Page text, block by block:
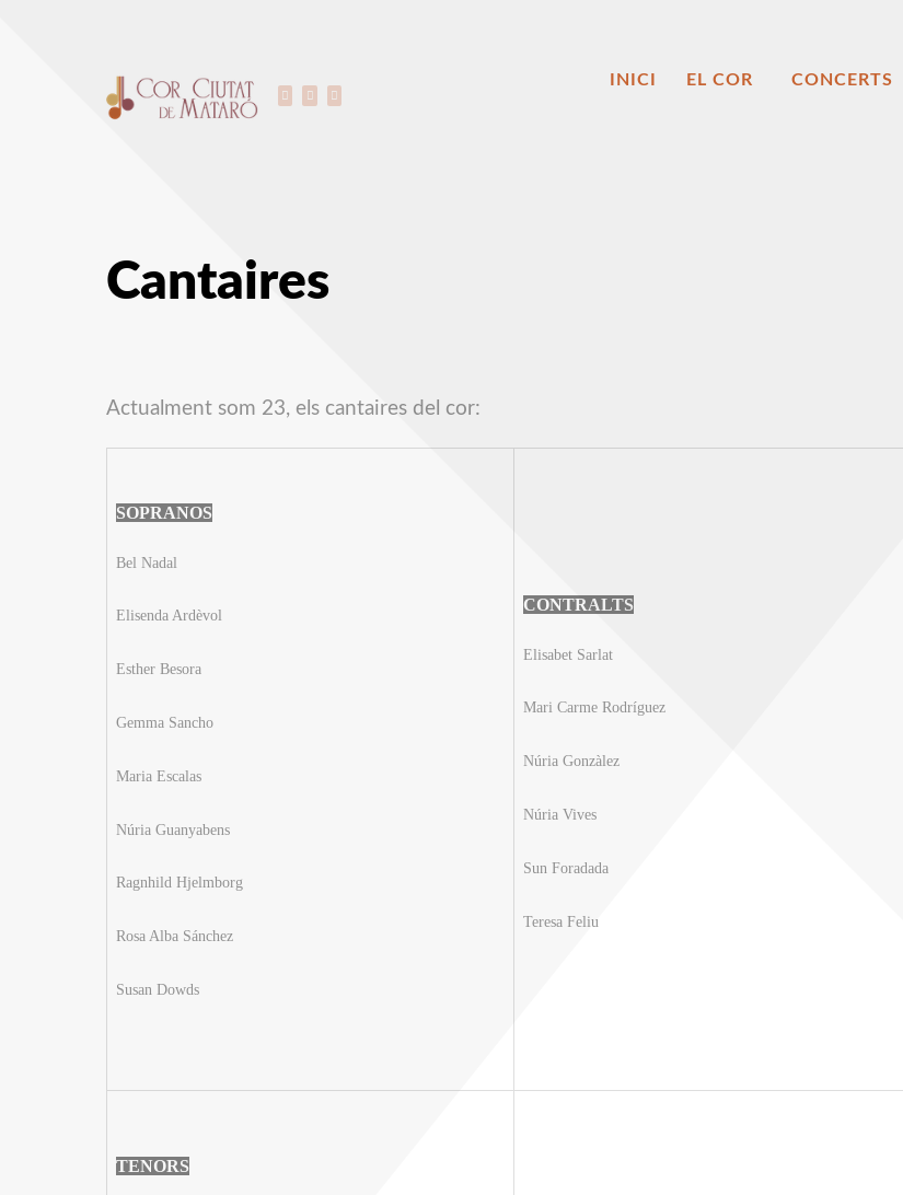
INICI EL COR CONCERTS
Cantaires
Actualment som 23, els cantaires del cor:
SOPRANOS
Bel Nadal
Elisenda Ardèvol
Esther Besora
Gemma Sancho
Maria Escalas
Núria Guanyabens
Ragnhild Hjelmborg
Rosa Alba Sánchez
Susan Dowds
CONTRALTS
Elisabet Sarlat
Mari Carme Rodríguez
Núria Gonzàlez
Núria Vives
Sun Foradada
Teresa Feliu
TENORS